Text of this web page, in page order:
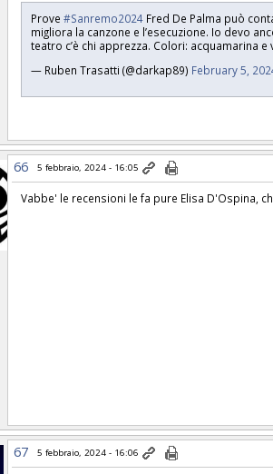
Prove#Sanremo2024 Fred De Palma può
migliora la canzone e l’esecuzione. Io devo
teatro c’è chi apprezza. Colori: acquamarina
— Ruben Trasatti (@darkap89) February 5,
66 5 febbraio, 2024 - 16:05
Vabbe' le recensioni le fa pure Elisa D'Ospina,
67 5 febbraio, 2024 - 16:06